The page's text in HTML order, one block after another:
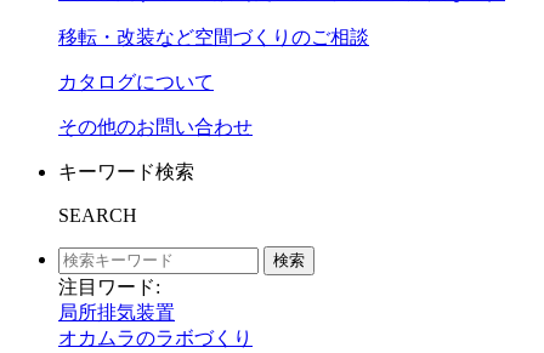
移転・改装など空間づくりのご相談
カタログについて
その他のお問い合わせ
キーワード検索
SEARCH
検索
注目ワード:
局所排気装置
オカムラのラボづくり